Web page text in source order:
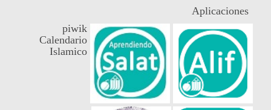
Aplicaciones
piwik
Calendario
Islamico